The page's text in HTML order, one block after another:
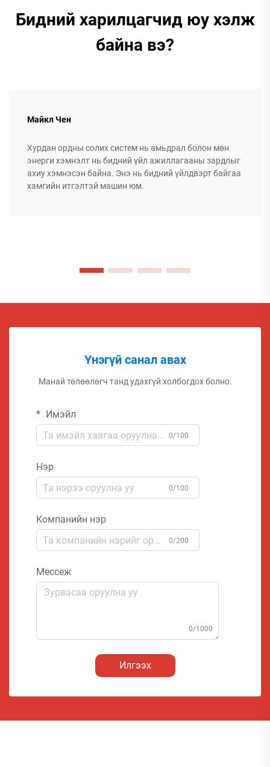
Бидний харилцагчид юу хэлж
байна вэ?
Майкл Чен
Хурдан ордны солих систем нь амьдрал болон мөн
энерги хэмнэлт нь бидний үйл ажиллагааны зардлыг
ахиу хэмнэсэн байна. Энэ нь бидний үйлдвэрт байгаа
хамгийн итгэлтэй машин юм.
Үнэгүй санал авах
Манай төлөөлөгч танд удахгүй холбогдох болно.
Имэйл
0/100
Нэр
0/100
Компанийн нэр
0/200
Мессеж
0/1000
Илгээх